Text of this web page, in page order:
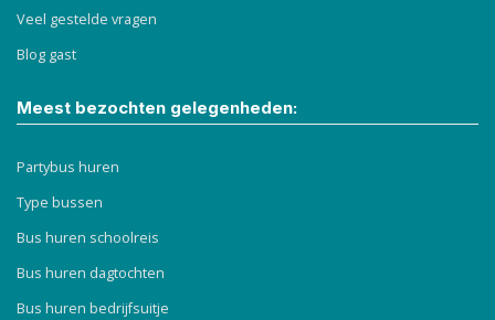
Veel gestelde vragen
Blog gast
Meest bezochten gelegenheden:
Partybus huren
Type bussen
Bus huren schoolreis
Bus huren dagtochten
Bus huren bedrijfsuitje